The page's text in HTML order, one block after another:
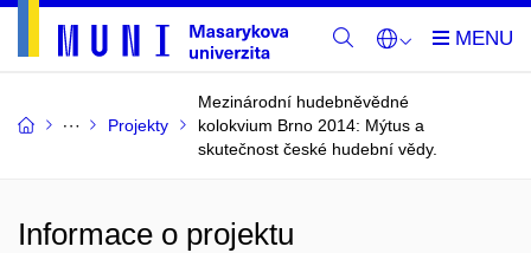
Projekty
Mezinárodní hudebněvědné
kolokvium Brno 2014: Mýtus a
skutečnost české hudební vědy.
Informace o projektu